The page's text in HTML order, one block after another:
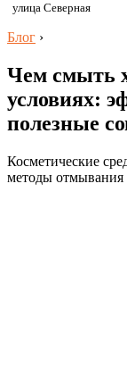
улица Северная
Блог ›
Чем смыть
условиях:
полезные
Косметические
методы